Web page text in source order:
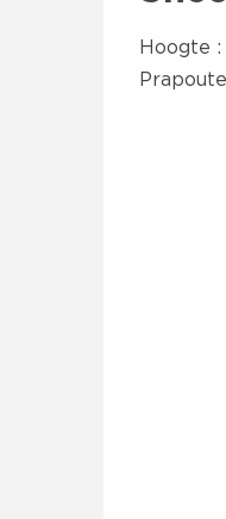
Hoogte :